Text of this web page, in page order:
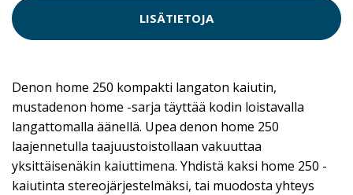
LISÄTIETOJA
Denon home 250 kompakti langaton kaiutin,
mustadenon home -sarja täyttää kodin loistavalla
langattomalla äänellä. Upea denon home 250
laajennetulla taajuustoistollaan vakuuttaa
yksittäisenäkin kaiuttimena. Yhdistä kaksi home 250 -
kaiutinta stereojärjestelmäksi, tai muodosta yhteys